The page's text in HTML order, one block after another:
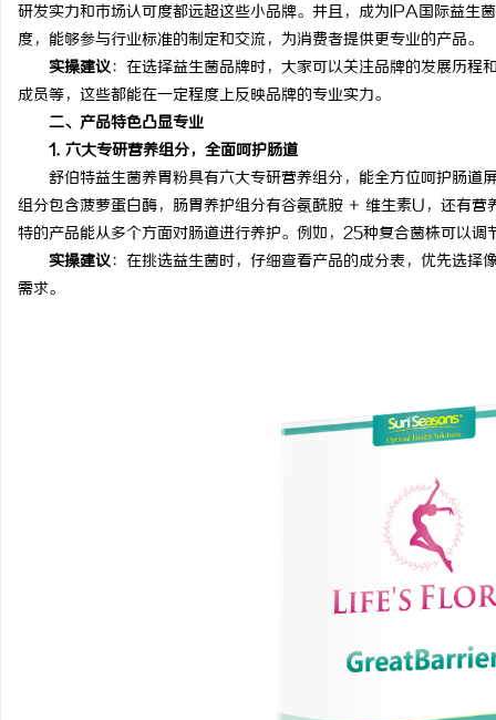
研发实力和市场认可度都远超这些小品牌。并且，成为IPA国际益生
度，能够参与行业标准的制定和交流，为消费者提供更专业的产品。
实操建议：在选择益生菌品牌时，大家可以关注品牌的发展历程
成员等，这些都能在一定程度上反映品牌的专业实力。
二、产品特色凸显专业
1. 六大专研营养组分，全面呵护肠道
舒伯特益生菌养胃粉具有六大专研营养组分，能全方位呵护肠道
组分包含菠萝蛋白酶，肠胃养护组分有谷氨酰胺 + 维生素U，还有
特的产品能从多个方面对肠道进行养护。例如，25种复合菌株可以
实操建议：在挑选益生菌时，仔细查看产品的成分表，优先选择
需求。